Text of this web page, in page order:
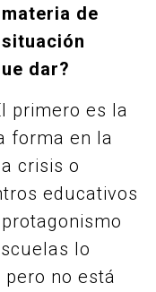
de
dar?
primero es la
forma en la
crisis o
educativos
lo
no está